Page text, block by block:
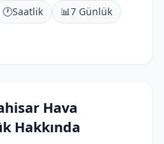
🕐Saatlik 📊7 Günlük
Hava
Hakkında